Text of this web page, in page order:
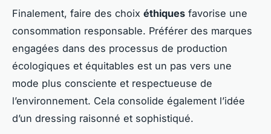
Finalement, faire des choix éthiques favorise une
consommation responsable. Préférer des marques
engagées dans des processus de production
écologiques et équitables est un pas vers une
mode plus consciente et respectueuse de
l’environnement. Cela consolide également l’idée
d’un dressing raisonné et sophistiqué.